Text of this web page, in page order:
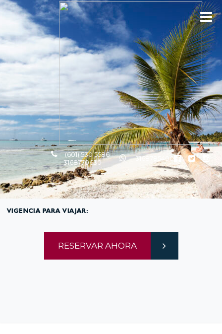
(601) 530 5586 -
3168770630
3168785400
VIGENCIA PARA VIAJAR:
RESERVAR AHORA